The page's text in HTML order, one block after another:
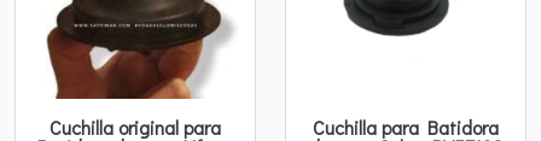
Cuchilla original para Cuchilla para Batidora